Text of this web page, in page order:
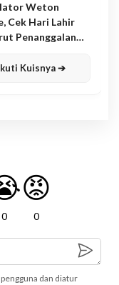
Weton
Cek Hari Lahir
Penanggalan
Kuisnya ➔
0
😡
0
dan diatur